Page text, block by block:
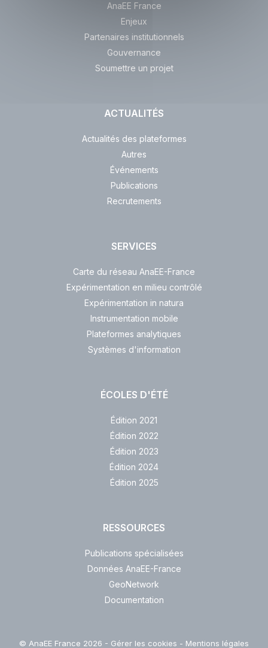
AnaEE France
Enjeux
Partenaires institutionnels
Gouvernance
Soumettre un projet
ACTUALITÉS
Actualités des plateformes
Autres
Événements
Publications
Recrutements
SERVICES
Carte du réseau AnaEE-France
Expérimentation en milieu contrôlé
Expérimentation in natura
Instrumentation mobile
Plateformes analytiques
Systèmes d'information
ÉCOLES D'ÉTÉ
Édition 2021
Édition 2022
Édition 2023
Édition 2024
Édition 2025
RESSOURCES
Publications spécialisées
Données AnaEE-France
GeoNetwork
Documentation
© AnaEE France 2026 - Gérer les cookies - Mentions légales